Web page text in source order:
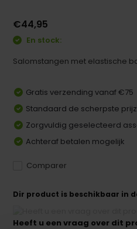
€44,95
En stock:
Salomstangen met elastische
Gratis verzending vanaf €75
Standaard de scherpste
Zorgvuldig geselecteerd
Achteraf betalen mogelijk
Comparer
Dir product is beschikbaar in
Heeft u een vraag over dit